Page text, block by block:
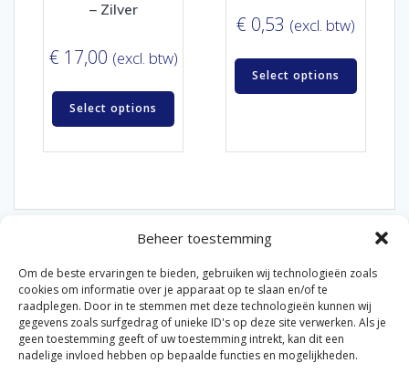
Beheer toestemming
Om de beste ervaringen te bieden, gebruiken wij technologieën zoals
cookies om informatie over je apparaat op te slaan en/of te
raadplegen. Door in te stemmen met deze technologieën kunnen wij
gegevens zoals surfgedrag of unieke ID's op deze site verwerken. Als je
geen toestemming geeft of uw toestemming intrekt, kan dit een
nadelige invloed hebben op bepaalde functies en mogelijkheden.
– Zilver
€ 17,00 (excl. btw)
Select options
€ 0,53 (excl. btw)
Select options
© 2026 Van der Bel Las en Radiateurenbedrijf.